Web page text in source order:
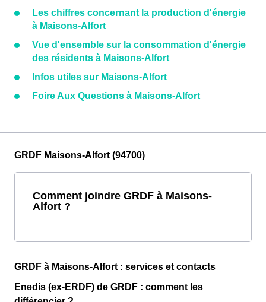
Les chiffres concernant la production d'énergie
à Maisons-Alfort
Vue d'ensemble sur la consommation d'énergie
des résidents à Maisons-Alfort
Infos utiles sur Maisons-Alfort
Foire Aux Questions à Maisons-Alfort
GRDF Maisons-Alfort (94700)
Comment joindre GRDF à Maisons-
Alfort ?
GRDF à Maisons-Alfort : services et contacts
Enedis (ex-ERDF) de GRDF : comment les